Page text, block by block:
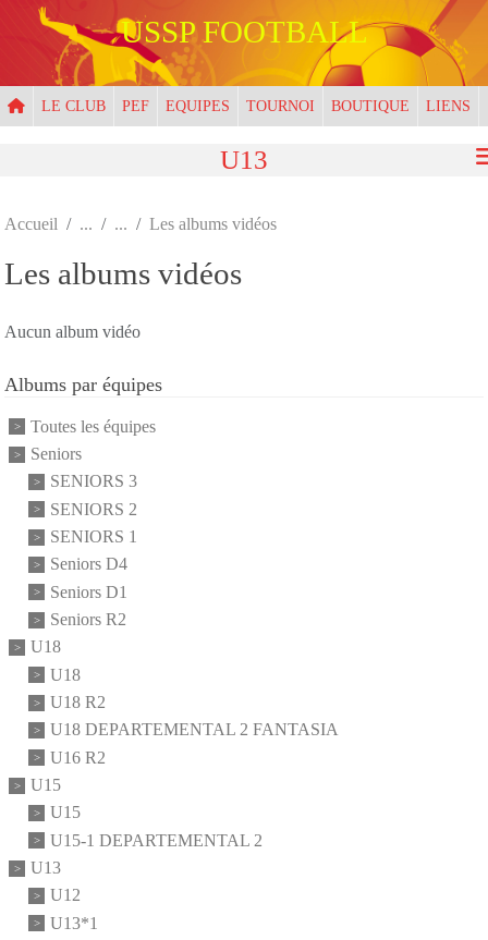
USSP FOOTBALL
LE CLUB PEF EQUIPES TOURNOI BOUTIQUE LIENS
U13
Accueil Les albums vidéos
Les albums vidéos
Aucun album vidéo
Albums par équipes
Toutes les équipes
Seniors
SENIORS 3
SENIORS 2
SENIORS 1
Seniors D4
Seniors D1
Seniors R2
U18
U18
U18 R2
U18 DEPARTEMENTAL 2 FANTASIA
U16 R2
U15
U15
U15-1 DEPARTEMENTAL 2
U13
U12
U13*1
Panneau de gestion des cookies